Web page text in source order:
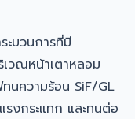
ะบวนการที่มี
วณหน้าเตาหลอม
ทนความร้อน SiF/GL
งกระแทก และทนต่อ